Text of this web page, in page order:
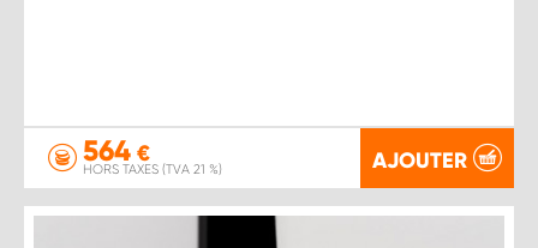
564 €
HORS TAXES (TVA 21 %) AJOUTER